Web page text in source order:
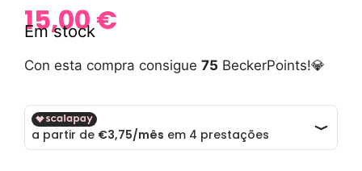
15,00€
Em stock
Con esta compra consigue 75 BeckerPoints!💎